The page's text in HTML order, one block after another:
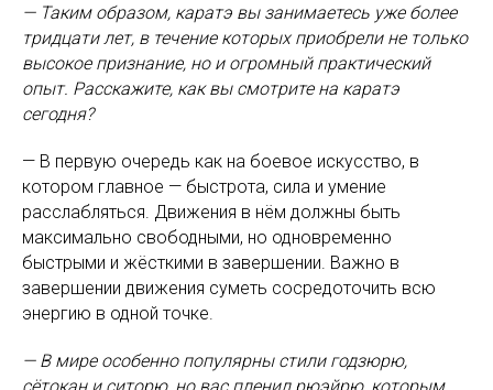
— Таким образом, каратэ вы занимаетесь уже более
тридцати лет, в течение которых приобрели не только
высокое признание, но и огромный практический
опыт. Расскажите, как вы смотрите на каратэ
сегодня?
— В первую очередь как на боевое искусство, в
котором главное — быстрота, сила и умение
расслабляться. Движения в нём должны быть
максимально свободными, но одновременно
быстрыми и жёсткими в завершении. Важно в
завершении движения суметь сосредоточить всю
энергию в одной точке.
— В мире особенно популярны стили годзюрю,